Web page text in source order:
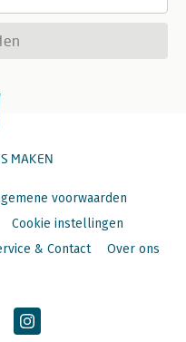
MAKEN
voorwaarden
Cookie instellingen
& Contact Over ons